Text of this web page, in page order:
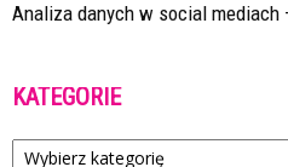
Analiza danych w social
KATEGORIE
Kategorie